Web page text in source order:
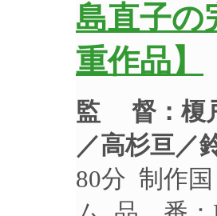
島直子の
重作品】
監 督：榎
／高杉亘／
80分 制作